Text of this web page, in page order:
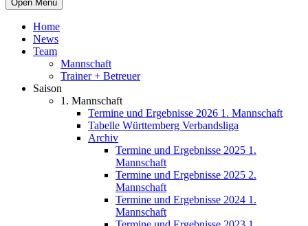
Open Menu
Home
News
Team
Mannschaft
Trainer + Betreuer
Saison
1. Mannschaft
Termine und Ergebnisse 2026 1. Mannschaft
Tabelle Württemberg Verbandsliga
Archiv
Termine und Ergebnisse 2025 1.
Mannschaft
Termine und Ergebnisse 2025 2.
Mannschaft
Termine und Ergebnisse 2024 1.
Mannschaft